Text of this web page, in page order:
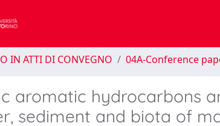
IN ATTI DI CONVEGNO 04A-Conference
aromatic hydrocarbons
sediment and biota of